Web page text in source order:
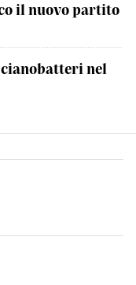
il nuovo partito
nel